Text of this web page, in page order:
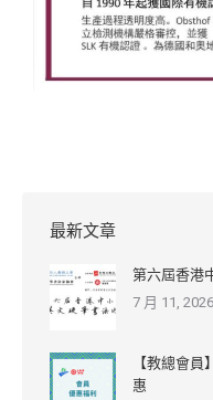
最新文章
第六屆香港
7 月 11, 2026
【教總會
惠